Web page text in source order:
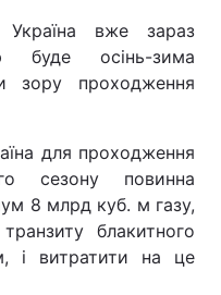
вже зараз
буде осінь-зима
зору проходження
для проходження
сезону повинна
8 млрд куб. м газу,
блакитного
і витратити на це